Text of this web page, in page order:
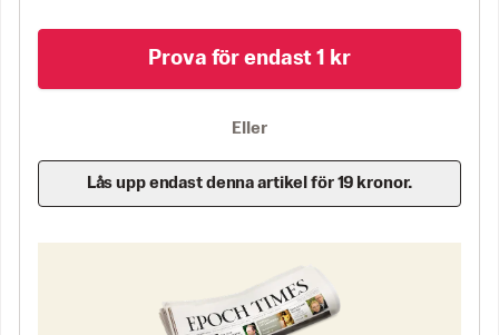
Prova för endast 1 kr
Eller
Lås upp endast denna artikel för 19 kronor.